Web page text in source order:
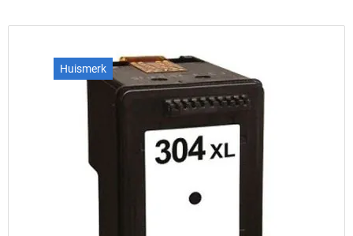
Huismerk